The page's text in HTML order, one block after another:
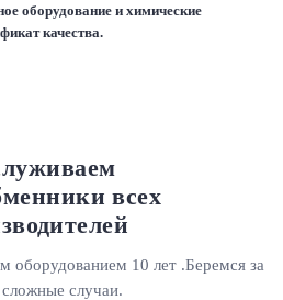
оборудование и химические
качества.
всех
оборудованием 10 лет .Беремся за
случаи.